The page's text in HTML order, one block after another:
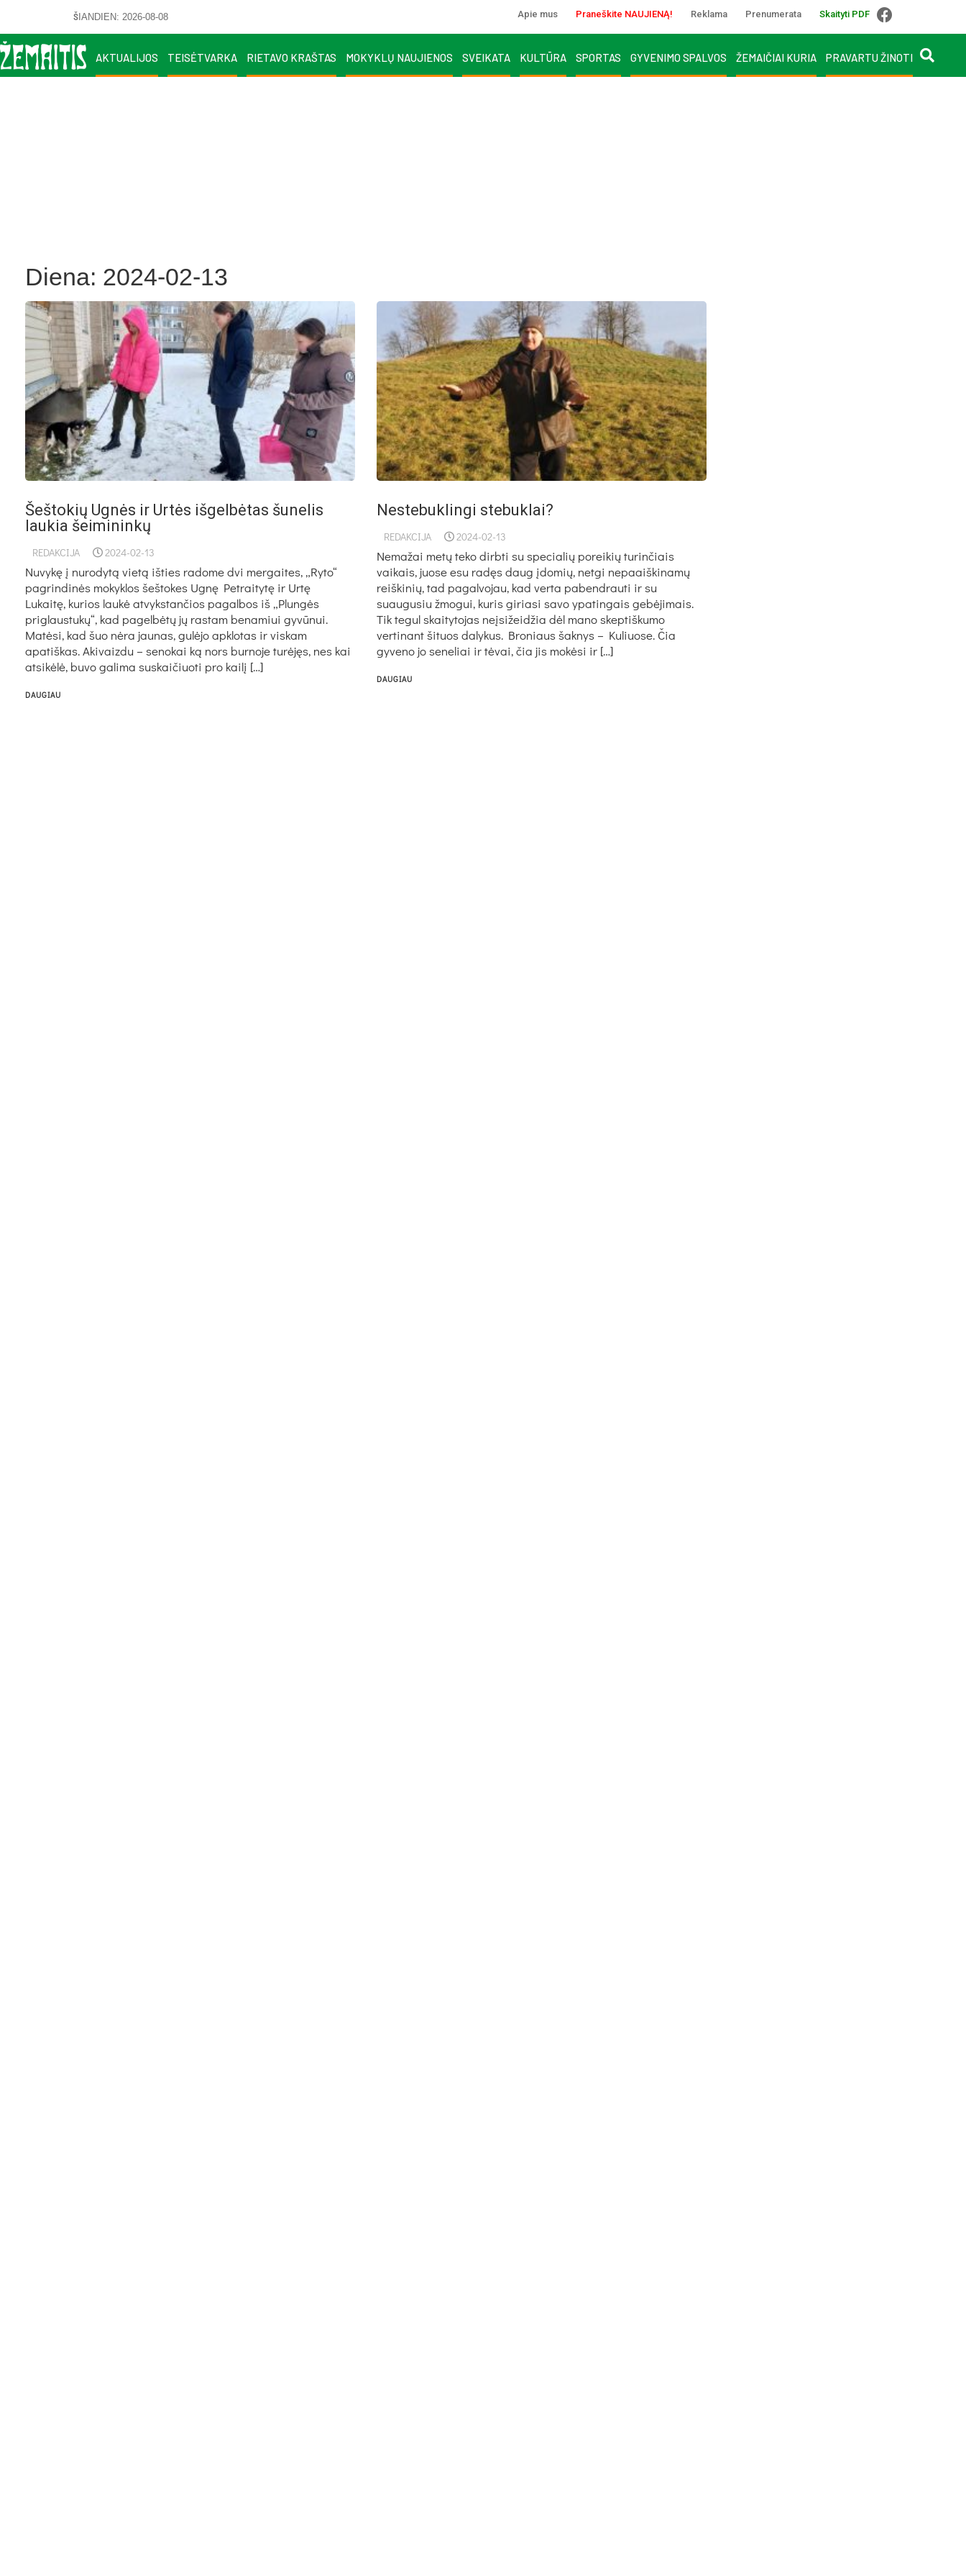
ŠIANDIEN: 2026-08-08 Apie mus Praneškite NAUJIENĄ! Reklama Prenumerata Skaityti PDF
AKTUALIJOS TEISĖTVARKA RIETAVO KRAŠTAS MOKYKLŲ NAUJIENOS SVEIKATA KULTŪRA SPORTAS GYVENIMO SPALVOS ŽEMAIČIAI KURIA PRAVARTU ŽINOTI
Diena: 2024-02-13
Šeštokių Ugnės ir Urtės išgelbėtas šunelis
laukia šeimininkų
REDAKCIJA 2024-02-13
Nuvykę į nurodytą vietą išties radome dvi mergaites, „Ryto“
pagrindinės mokyklos šeštokes Ugnę Petraitytę ir Urtę
Lukaitę, kurios laukė atvykstančios pagalbos iš „Plungės
priglaustukų“, kad pagelbėtų jų rastam benamiui gyvūnui.
Matėsi, kad šuo nėra jaunas, gulėjo apklotas ir viskam
apatiškas. Akivaizdu – senokai ką nors burnoje turėjęs, nes kai
atsikėlė, buvo galima suskaičiuoti pro kailį […]
DAUGIAU
Nestebuklingi stebuklai?
REDAKCIJA 2024-02-13
Nemažai metų teko dirbti su specialių poreikių turinčiais
vaikais, juose esu radęs daug įdomių, netgi nepaaiškinamų
reiškinių, tad pagalvojau, kad verta pabendrauti ir su
suaugusiu žmogui, kuris giriasi savo ypatingais gebėjimais.
Tik tegul skaitytojas neįsižeidžia dėl mano skeptiškumo
vertinant šituos dalykus. Broniaus šaknys – Kuliuose. Čia
gyveno jo seneliai ir tėvai, čia jis mokėsi ir […]
DAUGIAU